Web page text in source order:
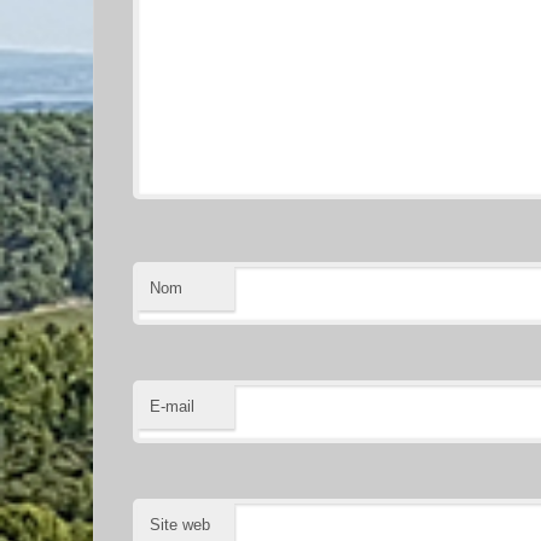
Nom
E-mail
Site web